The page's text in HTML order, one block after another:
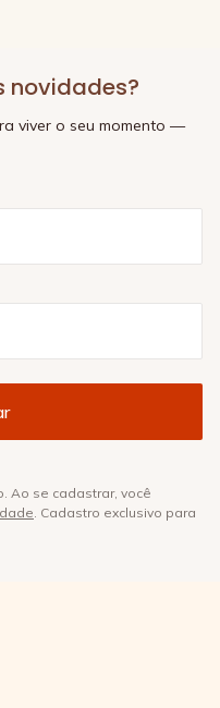
novidades?
viver o seu momento —
Ao se cadastrar, você
. Cadastro exclusivo para